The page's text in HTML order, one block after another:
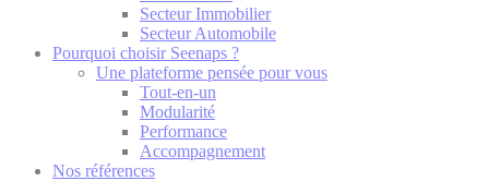
Secteur Immobilier
Secteur Automobile
Pourquoi choisir Seenaps ?
Une plateforme pensée pour vous
Tout-en-un
Modularité
Performance
Accompagnement
Nos références